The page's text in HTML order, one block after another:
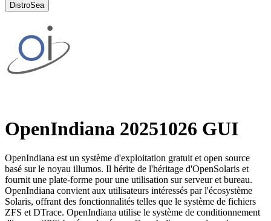
DistroSea
OpenIndiana 20251026 GUI
OpenIndiana est un système d'exploitation gratuit et open source
basé sur le noyau illumos. Il hérite de l'héritage d'OpenSolaris et
fournit une plate-forme pour une utilisation sur serveur et bureau.
OpenIndiana convient aux utilisateurs intéressés par l'écosystème
Solaris, offrant des fonctionnalités telles que le système de fichiers
ZFS et DTrace. OpenIndiana utilise le système de conditionnement